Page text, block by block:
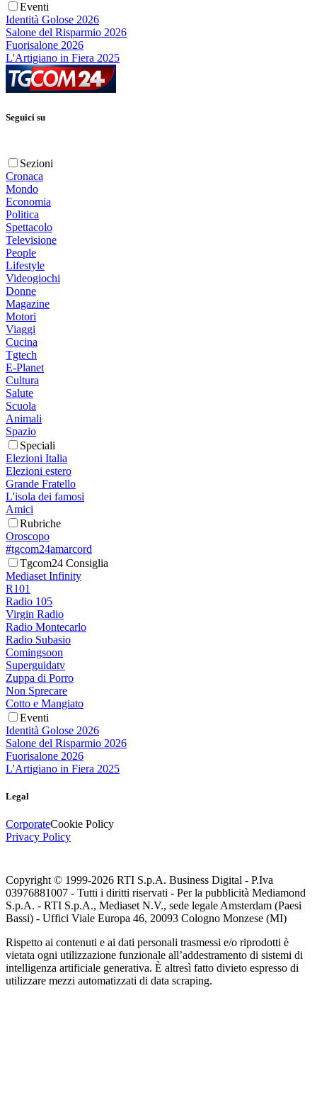
Eventi
Identità Golose 2026
Salone del Risparmio 2026
Fuorisalone 2026
L'Artigiano in Fiera 2025
Seguici su
Sezioni
Cronaca
Mondo
Economia
Politica
Spettacolo
Televisione
People
Lifestyle
Videogiochi
Donne
Magazine
Motori
Viaggi
Cucina
Tgtech
E-Planet
Cultura
Salute
Scuola
Animali
Spazio
Speciali
Elezioni Italia
Elezioni estero
Grande Fratello
L'isola dei famosi
Amici
Rubriche
Oroscopo
#tgcom24amarcord
Tgcom24 Consiglia
Mediaset Infinity
R101
Radio 105
Virgin Radio
Radio Montecarlo
Radio Subasio
Comingsoon
Superguidatv
Zuppa di Porro
Non Sprecare
Cotto e Mangiato
Eventi
Identità Golose 2026
Salone del Risparmio 2026
Fuorisalone 2026
L'Artigiano in Fiera 2025
Legal
CorporateCookie Policy
Privacy Policy
Copyright © 1999-2026 RTI S.p.A. Business Digital - P.Iva
03976881007 - Tutti i diritti riservati - Per la pubblicità Mediamond
S.p.A. - RTI S.p.A., Mediaset N.V., sede legale Amsterdam (Paesi
Bassi) - Uffici Viale Europa 46, 20093 Cologno Monzese (MI)
Rispetto ai contenuti e ai dati personali trasmessi e/o riprodotti è
vietata ogni utilizzazione funzionale all’addestramento di sistemi di
intelligenza artificiale generativa. È altresì fatto divieto espresso di
utilizzare mezzi automatizzati di data scraping.